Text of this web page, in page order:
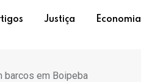
Justiça Economia
em Boipeba